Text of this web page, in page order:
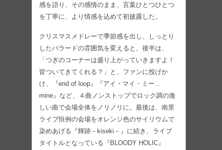
感を語り、その感情のまま、言葉ひとつひとつ
を丁寧に、より情感を込めて初披露した。
クリスマスメドレーで季節感を出し、しっとり
したバラードの雰囲気を変えると、後半は、
「つぎのコーナーは盛り上がっていきますよ！
皆ついてきてくれる？」と、ファンに投げか
け、『end of loop』『アイ・マイ・ミー…
mine』など、４曲ノンストップでロック調の激
しい曲で会場全体をノリノリに。最後は、南里
ライブ恒例の会場をオレンジ色のサイリウムで
染めあげる『輝跡－kiseki－』に続き、ライブ
タイトルとなっている『BLOODY HOLIC』